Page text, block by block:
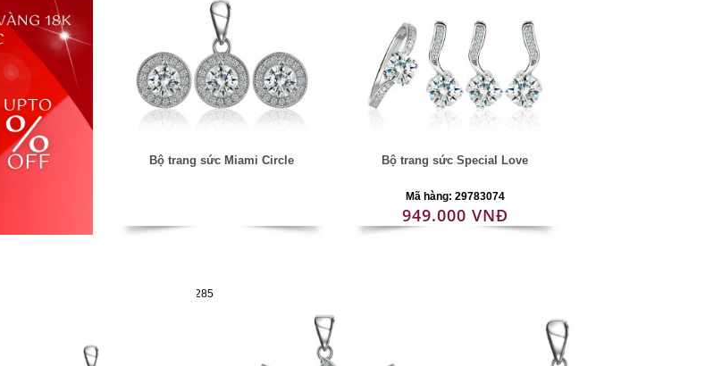
Bộ trang sức Miami Circle
Mã hàng:29782285
Bộ trang sức Special Love
Mã hàng: 29783074
949.000 VNĐ